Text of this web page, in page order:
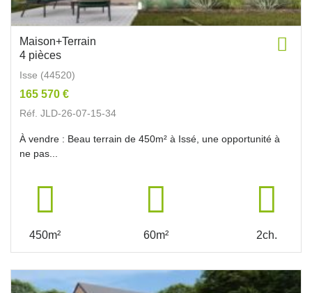
Maison+Terrain
4 pièces
Isse (44520)
165 570 €
Réf. JLD-26-07-15-34
À vendre : Beau terrain de 450m² à Issé, une opportunité à
ne pas...
450m² 60m² 2ch.